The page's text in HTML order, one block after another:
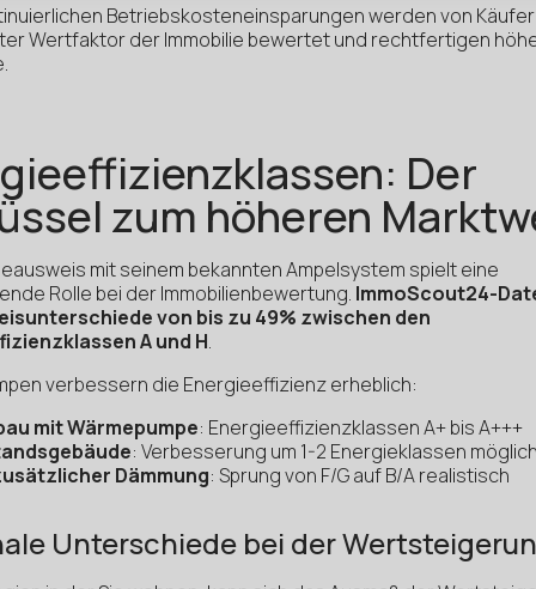
Betriebskosteneinsparungen werden von
Wertfaktor der Immobilie bewertet und rechtfertigen
Der
zum höheren
mit seinem bekannten Ampelsystem spielt eine
Rolle bei der Immobilienbewertung. ImmoScout24-
von bis zu 49% zwischen den
A und H.
verbessern die Energieeffizienz erheblich:
mit Wärmepumpe: Energieeffizienzklassen A+ bis A+++
: Verbesserung um 1-2 Energieklassen
Dämmung: Sprung von F/G auf B/A realistisch
Unterschiede bei der